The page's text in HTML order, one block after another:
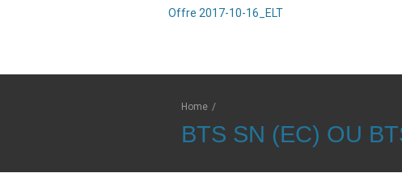
Offre 2017-10-16_ELT
Home /
BTS SN (EC) OU